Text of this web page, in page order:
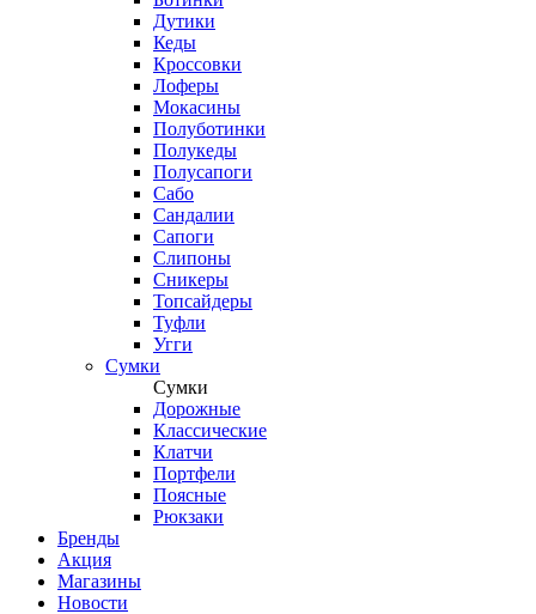
Дутики
Кеды
Кроссовки
Лоферы
Мокасины
Полуботинки
Полукеды
Полусапоги
Сабо
Сандалии
Сапоги
Слипоны
Сникеры
Топсайдеры
Туфли
Угги
Сумки
Сумки
Дорожные
Классические
Клатчи
Портфели
Поясные
Рюкзаки
Бренды
Акция
Магазины
Новости